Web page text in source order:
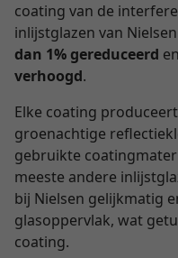
coating van de
inlijstglazen van
dan 1% gereduceerd
verhoogd.
Elke coating
groenachtige
gebruikte
meeste andere
bij Nielsen gelijkmatig
glasoppervlak, wat
coating.